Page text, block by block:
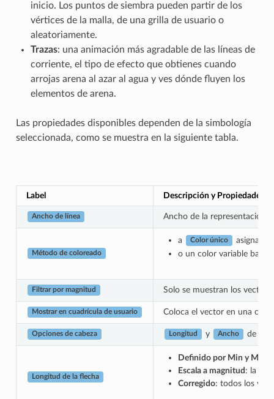
inicio. Los puntos de siembra pueden partir de los
vértices de la malla, de una grilla de usuario o
aleatoriamente.
Trazas: una animación más agradable de las líneas de
corriente, el tipo de efecto que obtienes cuando
arrojas arena al azar al agua y ves dónde fluyen los
elementos de arena.
Las propiedades disponibles dependen de la simbología
seleccionada, como se muestra en la siguiente tabla.
Label Descripción y Propiedades
Ancho de línea Ancho de la representación
Método de coloreado
a Color único
asignado
o un color variable
Filtrar por magnitud Solo se muestran los
Mostrar en cuadrícula de usuario Coloca el vector en una
Opciones de cabeza Longitud y Ancho de la
Longitud de la flecha
Definido por Min y Max
Escala a magnitud: la
Corregido: todos los